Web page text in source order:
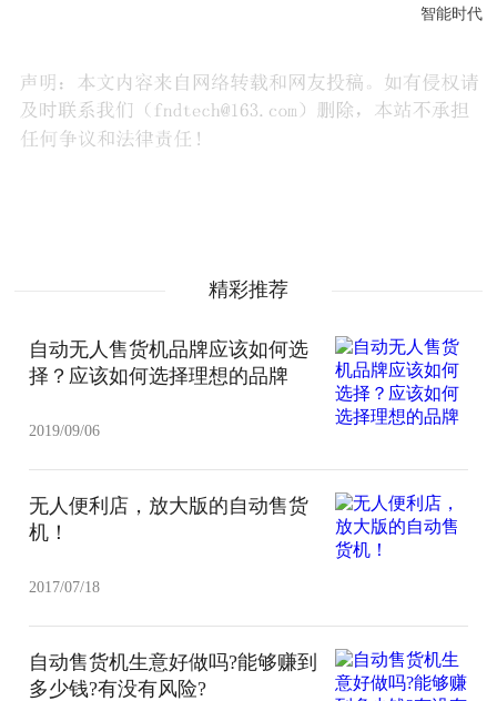
智能时代
精彩推荐
自动无人售货机品牌应该如何选
择？应该如何选择理想的品牌
2019/09/06
无人便利店，放大版的自动售货
机！
2017/07/18
自动售货机生意好做吗?能够赚到
多少钱?有没有风险?